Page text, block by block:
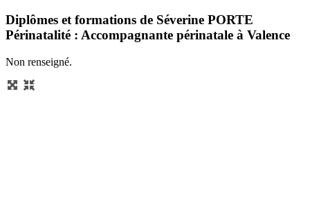
Diplômes et formations de Séverine PORTE
Périnatalité : Accompagnante périnatale à Valence
Non renseigné.